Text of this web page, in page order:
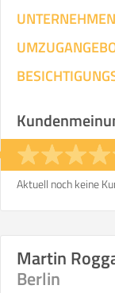
Aktuell noch keine
Martin
Berlin